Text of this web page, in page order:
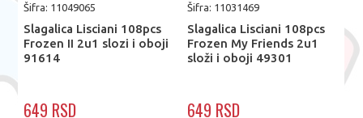
Šifra: 11049065
Slagalica Lisciani 108pcs
Frozen II 2u1 slozi i oboji
91614
649 RSD
Šifra: 11031469
Slagalica Lisciani 108pcs
Frozen My Friends 2u1
složi i oboji 49301
649 RSD